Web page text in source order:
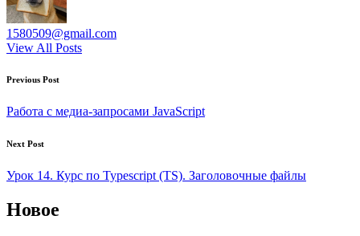
1580509@gmail.com
View All Posts
Post
navigation
Previous Post
Работа с медиа-запросами JavaScript
Next Post
Урок 14. Курс по Typescript (TS). Заголовочные файлы
Новое